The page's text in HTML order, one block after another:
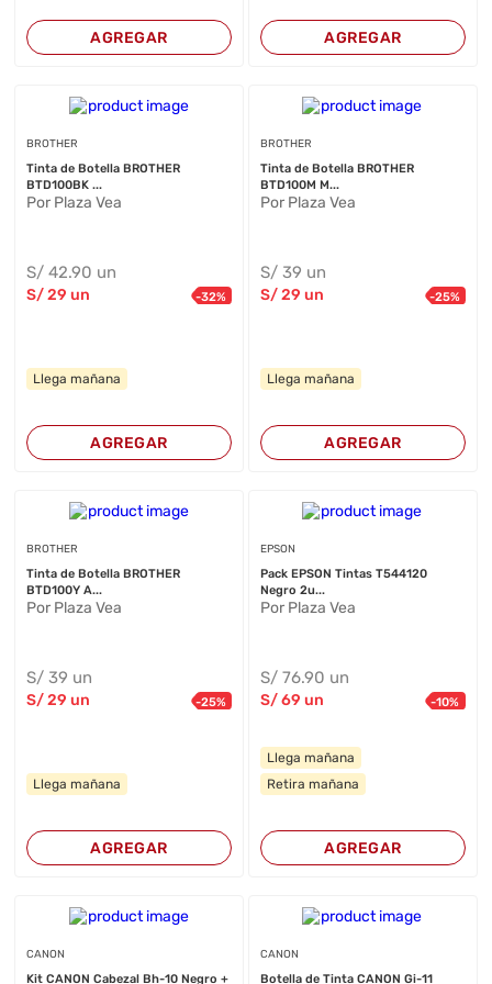
AGREGAR AGREGAR
BROTHER
Tinta de Botella BROTHER
BTD100BK ...
Por Plaza Vea
S/42.90 un
S/29 un -32%
Llega mañana
AGREGAR
BROTHER
Tinta de Botella BROTHER
BTD100M M...
Por Plaza Vea
S/ 39 un
S/29 un -25%
Llega mañana
AGREGAR
BROTHER
Tinta de Botella BROTHER
BTD100Y A...
Por Plaza Vea
S/39 un
S/29 un -25%
Llega mañana
AGREGAR
EPSON
Pack EPSON Tintas T544120
Negro 2u...
Por Plaza Vea
S/ 76.90 un
S/69 un -10%
Llega mañana
Retira mañana
AGREGAR
CANON
Kit CANON Cabezal Bh-10 Negro +
CANON
Botella de Tinta CANON Gi-11